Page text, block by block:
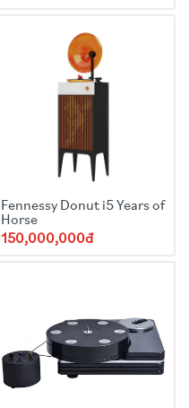
Fennessy Donut i5 Years of
Horse
150,000,000đ